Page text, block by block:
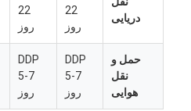
دریایی
22
روز
22
روز
حمل و
نقل
هوایی
DDP
5-7
روز
DDP
5-7
روز